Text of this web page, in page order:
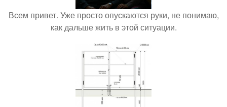
Всем привет. Уже просто опускаются руки, не понимаю,
как дальше жить в этой ситуации.